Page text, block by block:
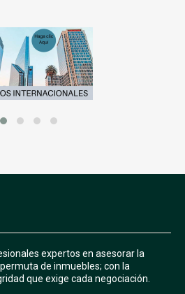
expertos en asesorar la
de inmuebles; con la
que exige cada negociación.